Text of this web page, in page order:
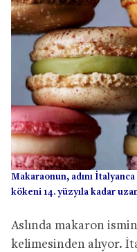
Makaraonun, adını
kökeni 14. yüzyıla kadar
Aslında makaron
kelimesinden alıyor.